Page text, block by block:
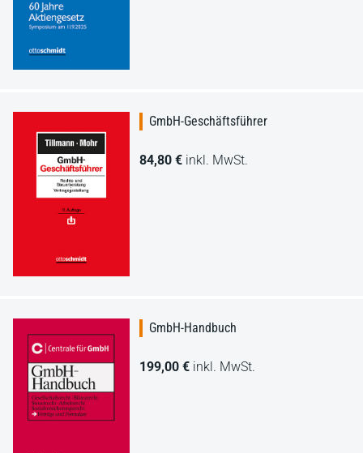
GmbH-Geschäftsführer
84,80 € inkl. MwSt.
GmbH-Handbuch
199,00 € inkl. MwSt.